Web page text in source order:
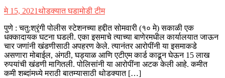
मे 15, 2021थोडक्यात घडामोडी टीम
पुणे : चतु:श्रृंगी पोलीस स्टेशनच्या हद्दीत सोमवारी (१० मे) सकाळी एक
धक्कादायक घटना घडली. एका इसमाचे त्याच्या बाणेरमधील कार्यालयात जाऊन
चार जणांनी खंडणीसाठी अपहरण केले. त्यानंतर आरोपींनी या इसमाकडे
असणारा मोबाईल, अंगठी, घड्याळ आणि एटीएम कार्ड काढून घेऊन 15 लाख
रुपयांची खंडणी मागितली. पोलिसांनी या आरोपींना अटक केली आहे. कमीत
कमी शब्दांमध्ये मराठी बातम्यासाठी थोडक्यात […]